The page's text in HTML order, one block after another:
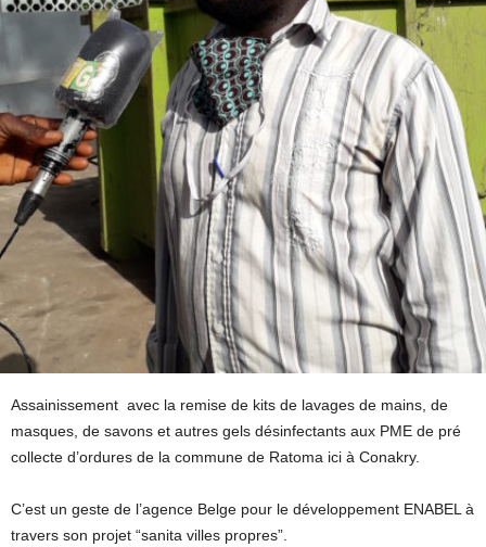
Assainissement avec la remise de kits de lavages de mains, de
masques, de savons et autres gels désinfectants aux PME de pré
collecte d’ordures de la commune de Ratoma ici à Conakry.
C’est un geste de l’agence Belge pour le développement ENABEL à
travers son projet “sanita villes propres”.